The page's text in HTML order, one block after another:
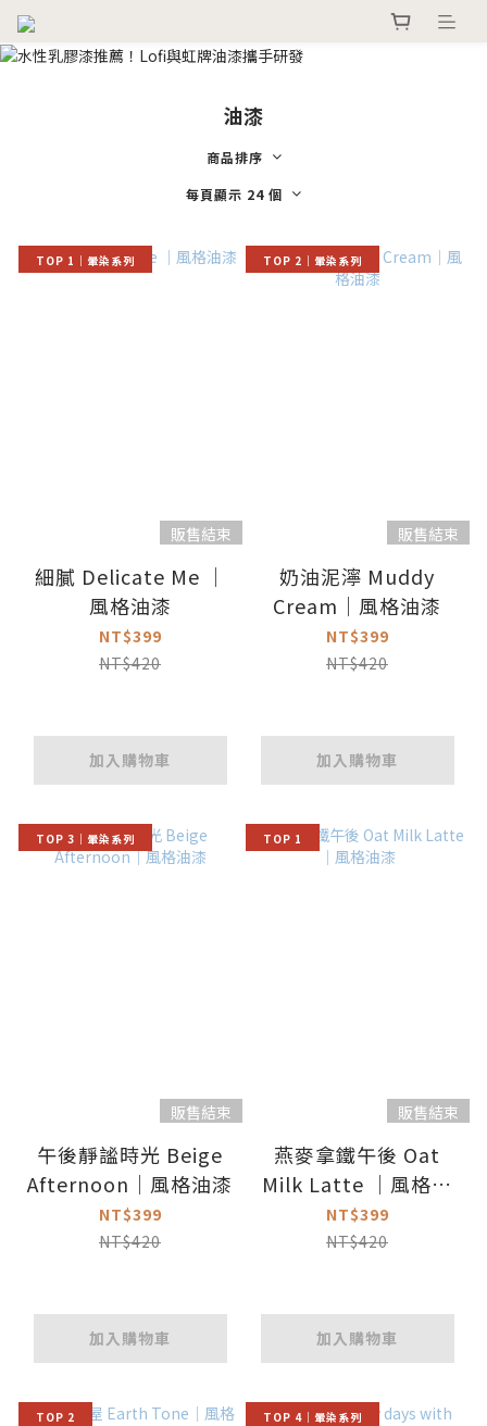
油漆
商品排序
每頁顯示 24 個
TOP 1｜暈染系列
販售結束
細膩 Delicate Me ｜
風格油漆
NT$399
NT$420
加入購物車
TOP 2｜暈染系列
販售結束
奶油泥濘 Muddy
Cream｜風格油漆
NT$399
NT$420
加入購物車
TOP 3｜暈染系列
販售結束
午後靜謐時光 Beige
Afternoon｜風格油漆
NT$399
NT$420
加入購物車
TOP 1
販售結束
燕麥拿鐵午後 Oat
Milk Latte ｜風格油
漆
NT$399
NT$420
加入購物車
TOP 2 TOP 4｜暈染系列